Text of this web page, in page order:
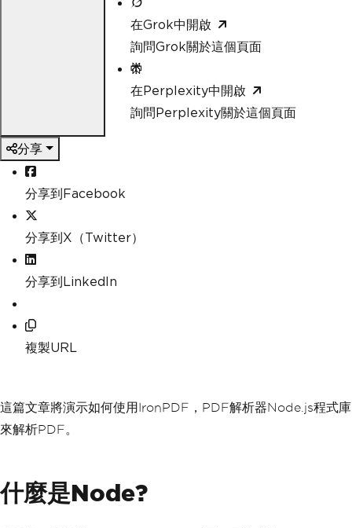
在Grok中開啟
詢問Grok關於這個頁面
在Perplexity中開啟
詢問Perplexity關於這個頁面
分享
分享到Facebook
分享到X（Twitter）
分享到LinkedIn
複製URL
這篇文章將演示如何使用IronPDF，PDF解析器Node.js程式庫
來解析PDF。
什麼是Node?